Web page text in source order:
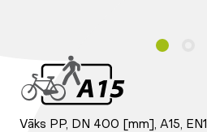
Vāks PP, DN 400 [mm], A15,